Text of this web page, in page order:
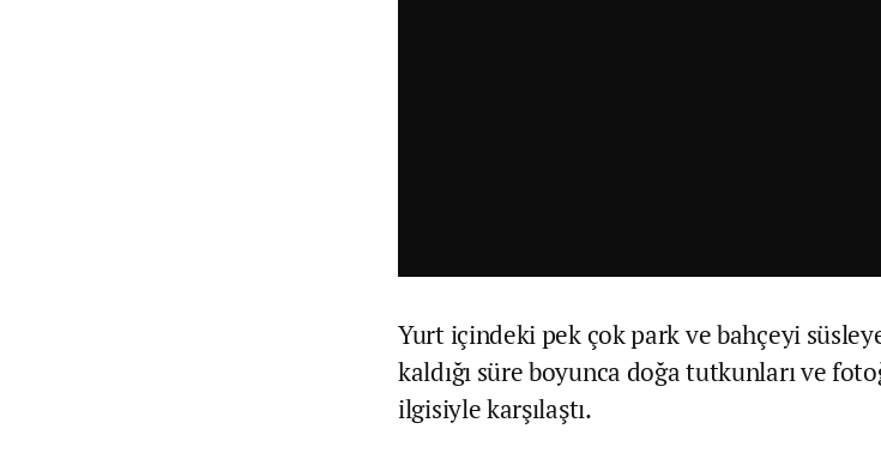
Yurt içindeki pek çok park ve bahçeyi
kaldığı süre boyunca doğa tutkunları ve
ilgisiyle karşılaştı.